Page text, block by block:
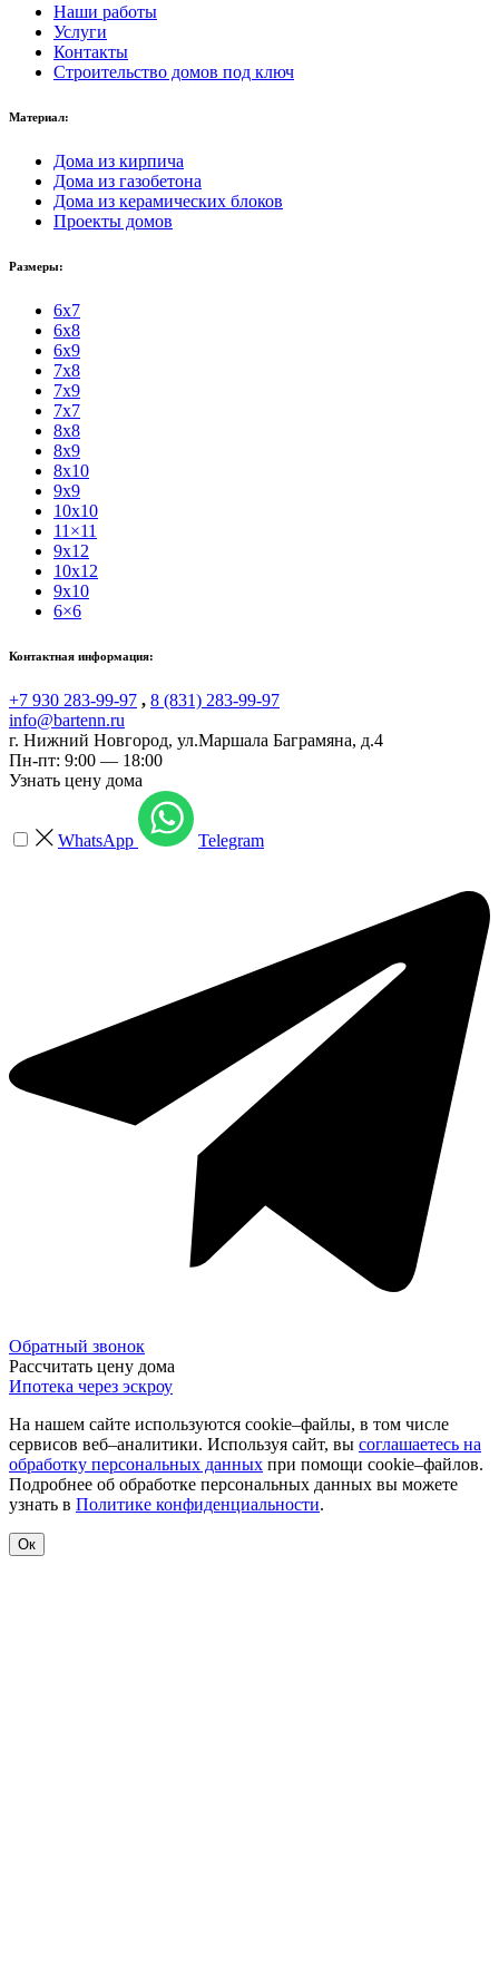
Наши работы
Услуги
Контакты
Строительство домов под ключ
Материал:
Дома из кирпича
Дома из газобетона
Дома из керамических блоков
Проекты домов
Размеры:
6x7
6x8
6x9
7x8
7x9
7x7
8x8
8x9
8x10
9x9
10x10
11×11
9x12
10x12
9x10
6×6
Контактная информация:
+7 930 283-99-97 , 8 (831) 283-99-97
info@bartenn.ru
г. Нижний Новгород, ул.Маршала Баграмяна, д.4
Пн-пт: 9:00 — 18:00
Узнать цену дома
WhatsApp Telegram
Обратный звонок
Рассчитать цену дома
Ипотека через эскроу
На нашем сайте используются cookie–файлы, в том числе
сервисов веб–аналитики. Используя сайт, вы соглашаетесь на
обработку персональных данных при помощи cookie–файлов.
Подробнее об обработке персональных данных вы можете
узнать в Политике конфиденциальности.
Ок